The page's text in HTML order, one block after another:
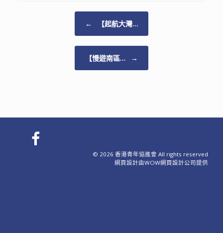
Post navigation
← 【起航大灣…
【慢遊南區… →
© 2026 香港青年協進會 All rights reserved
網頁設計由WOW網頁設計公司提供